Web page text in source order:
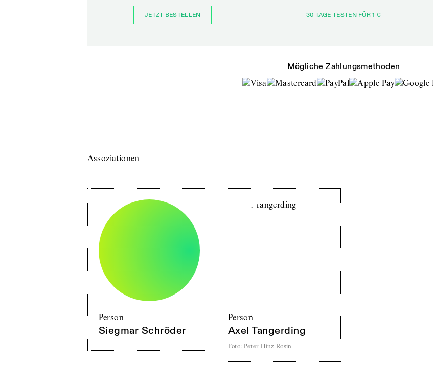
JETZT BESTELLEN 30 TAGE TESTEN FÜR 1 €
Mögliche Zahlungsmethoden
Assoziationen
Person
Siegmar Schröder
Person
Axel Tangerding
Foto: Peter Hinz Rosin